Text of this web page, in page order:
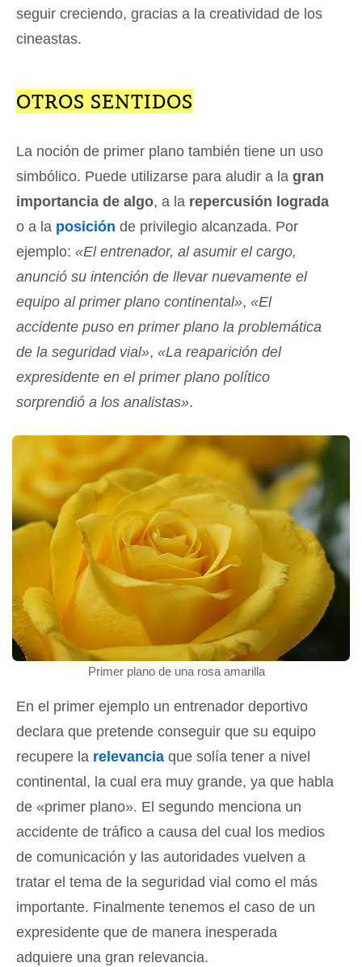
seguir creciendo, gracias a la creatividad de los
cineastas.
OTROS SENTIDOS
La noción de primer plano también tiene un uso
simbólico. Puede utilizarse para aludir a la gran
importancia de algo, a la repercusión lograda
o a la posición de privilegio alcanzada. Por
ejemplo: «El entrenador, al asumir el cargo,
anunció su intención de llevar nuevamente el
equipo al primer plano continental», «El
accidente puso en primer plano la problemática
de la seguridad vial», «La reaparición del
expresidente en el primer plano político
sorprendió a los analistas».
Primer plano de una rosa amarilla
En el primer ejemplo un entrenador deportivo
declara que pretende conseguir que su equipo
recupere la relevancia que solía tener a nivel
continental, la cual era muy grande, ya que habla
de «primer plano». El segundo menciona un
accidente de tráfico a causa del cual los medios
de comunicación y las autoridades vuelven a
tratar el tema de la seguridad vial como el más
importante. Finalmente tenemos el caso de un
expresidente que de manera inesperada
adquiere una gran relevancia.